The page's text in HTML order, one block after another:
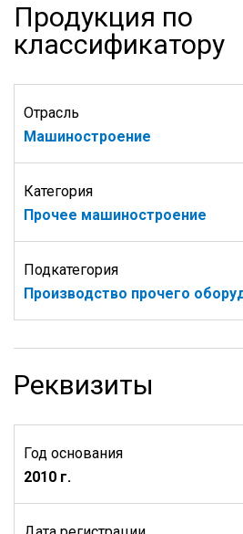
Продукция по
классификатору
Отрасль
Машиностроение
Категория
Прочее машиностроение
Подкатегория
Производство прочего
Реквизиты
Год основания
2010 г.